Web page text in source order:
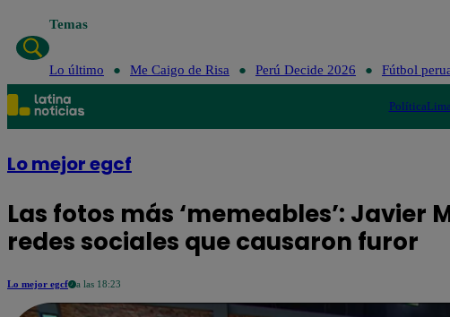
Temas
Lo último Me Caigo de Risa Perú Decide 2026 Fútbol
PolíticaLima
Lo mejor egcf
Las fotos más ‘memeables’: Javier
redes sociales que causaron furor
Lo mejor egcf a las 18:23